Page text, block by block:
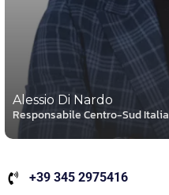
Alessio Di Nardo
Responsabile Centro-Sud Italia
+39 345 2975416